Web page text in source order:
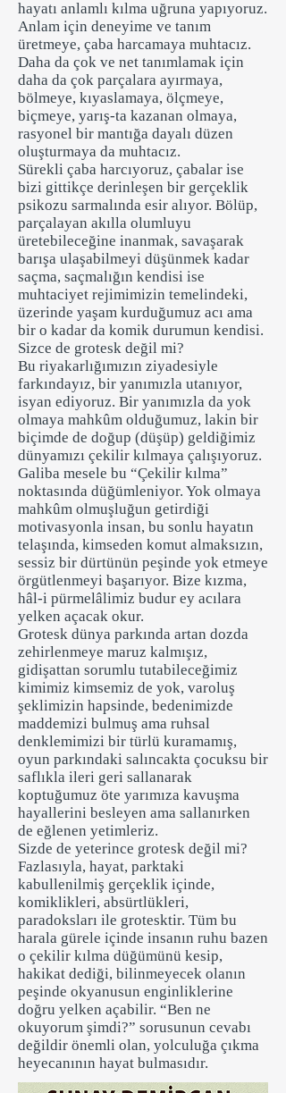
hayatı anlamlı kılma uğruna yapıyoruz.
Anlam için deneyime ve tanım
üretmeye, çaba harcamaya muhtacız.
Daha da çok ve net tanımlamak için
daha da çok parçalara ayırmaya,
bölmeye, kıyaslamaya, ölçmeye,
biçmeye, yarış-ta kazanan olmaya,
rasyonel bir mantığa dayalı düzen
oluşturmaya da muhtacız.
Sürekli çaba harcıyoruz, çabalar ise
bizi gittikçe derinleşen bir gerçeklik
psikozu sarmalında esir alıyor. Bölüp,
parçalayan akılla olumluyu
üretebileceğine inanmak, savaşarak
barışa ulaşabilmeyi düşünmek kadar
saçma, saçmalığın kendisi ise
muhtaciyet rejimimizin temelindeki,
üzerinde yaşam kurduğumuz acı ama
bir o kadar da komik durumun kendisi.
Sizce de grotesk değil mi?
Bu riyakarlığımızın ziyadesiyle
farkındayız, bir yanımızla utanıyor,
isyan ediyoruz. Bir yanımızla da yok
olmaya mahkûm olduğumuz, lakin bir
biçimde de doğup (düşüp) geldiğimiz
dünyamızı çekilir kılmaya çalışıyoruz.
Galiba mesele bu “Çekilir kılma”
noktasında düğümleniyor. Yok olmaya
mahkûm olmuşluğun getirdiği
motivasyonla insan, bu sonlu hayatın
telaşında, kimseden komut almaksızın,
sessiz bir dürtünün peşinde yok etmeye
örgütlenmeyi başarıyor. Bize kızma,
hâl-i pürmelâlimiz budur ey acılara
yelken açacak okur.
Grotesk dünya parkında artan dozda
zehirlenmeye maruz kalmışız,
gidişattan sorumlu tutabileceğimiz
kimimiz kimsemiz de yok, varoluş
şeklimizin hapsinde, bedenimizde
maddemizi bulmuş ama ruhsal
denklemimizi bir türlü kuramamış,
oyun parkındaki salıncakta çocuksu bir
saflıkla ileri geri sallanarak
koptuğumuz öte yarımıza kavuşma
hayallerini besleyen ama sallanırken
de eğlenen yetimleriz.
Sizde de yeterince grotesk değil mi?
Fazlasıyla, hayat, parktaki
kabullenilmiş gerçeklik içinde,
komiklikleri, absürtlükleri,
paradoksları ile grotesktir. Tüm bu
harala gürele içinde insanın ruhu bazen
o çekilir kılma düğümünü kesip,
hakikat dediği, bilinmeyecek olanın
peşinde okyanusun enginliklerine
doğru yelken açabilir. “Ben ne
okuyorum şimdi?” sorusunun cevabı
değildir önemli olan, yolculuğa çıkma
heyecanının hayat bulmasıdır.